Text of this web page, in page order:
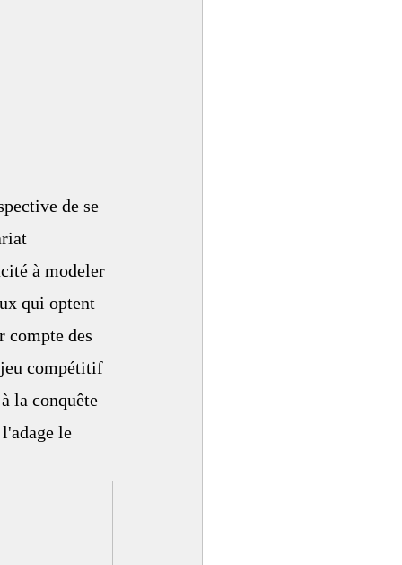
de se
à modeler
qui optent
compte des
jeu compétitif
la conquête
le